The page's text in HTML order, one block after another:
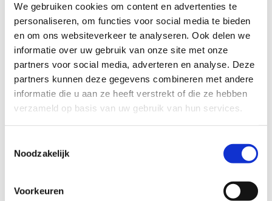
We gebruiken cookies om content en advertenties te
personaliseren, om functies voor social media te bieden
en om ons websiteverkeer te analyseren. Ook delen we
informatie over uw gebruik van onze site met onze
partners voor social media, adverteren en analyse. Deze
partners kunnen deze gegevens combineren met andere
informatie die u aan ze heeft verstrekt of die ze hebben
verzameld op basis van uw gebruik van hun services.
Noodzakelijk
Voorkeuren
Een congres in Istanbul opent de deuren naar een dynamische
markt voor netwerken, kennisdeling en groei. Als een van de
snelst groeiende economische knooppunten ter wereld is
İstanbul dé bestemming voor:
Internationale handel en investeringen, met
te vormen
Van de adembenemende skyline en historische wijken tot de